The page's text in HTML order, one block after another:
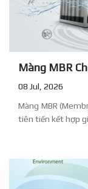
Màng MBR
08 Jul, 2026
Màng MBR
tiên tiến kết hợp